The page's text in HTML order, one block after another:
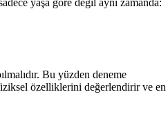
Bu yüzden deneme
özelliklerini değerlendirir ve en